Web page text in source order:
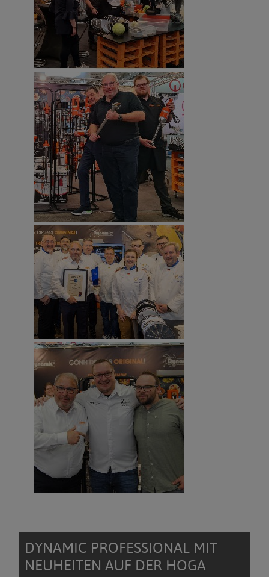
DYNAMIC PROFESSIONAL MIT
NEUHEITEN AUF DER HOGA